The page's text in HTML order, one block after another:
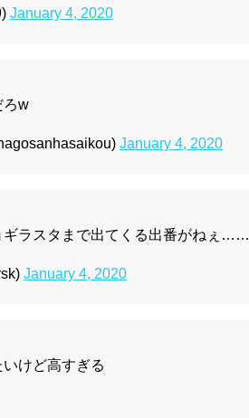
January 4, 2020
ろw
January 4, 2020
ギラスタまで出てくる出番がねぇ……
January 4, 2020
けど高すぎる